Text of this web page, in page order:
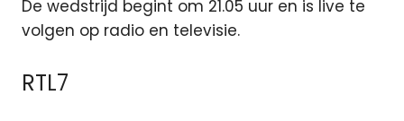
De wedstrijd begint om 21.05 uur en is live te
volgen op radio en televisie.
RTL7